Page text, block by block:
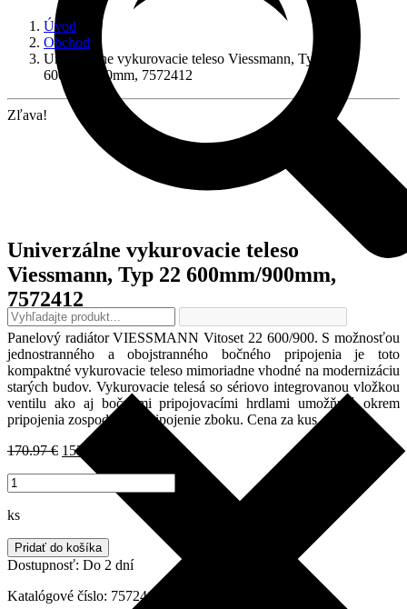
Úvod
Obchod
Univerzálne vykurovacie teleso Viessmann, Typ 22
600mm/900mm, 7572412
Zľava!
Univerzálne vykurovacie teleso
Viessmann, Typ 22 600mm/900mm,
7572412
Panelový radiátor VIESSMANN Vitoset 22 600/900. S možnosťou
jednostranného a obojstranného bočného pripojenia je toto
kompaktné vykurovacie teleso mimoriadne vhodné na modernizáciu
starých budov. Vykurovacie telesá so sériovo integrovanou vložkou
ventilu ako aj bočnými pripojovacími hrdlami umožňujú okrem
pripojenia zospodu tiež pripojenie zboku. Cena za kus.
170.97€ Pôvodná
cena
153.87
153.87 €.
množstvo
Univerzálne
vykurovacie
Viessmann,
Typ
600mm/900mm,
ks
Pridať do košíka
Dostupnosť: Do 2 dní
Katalógové číslo: 7572412